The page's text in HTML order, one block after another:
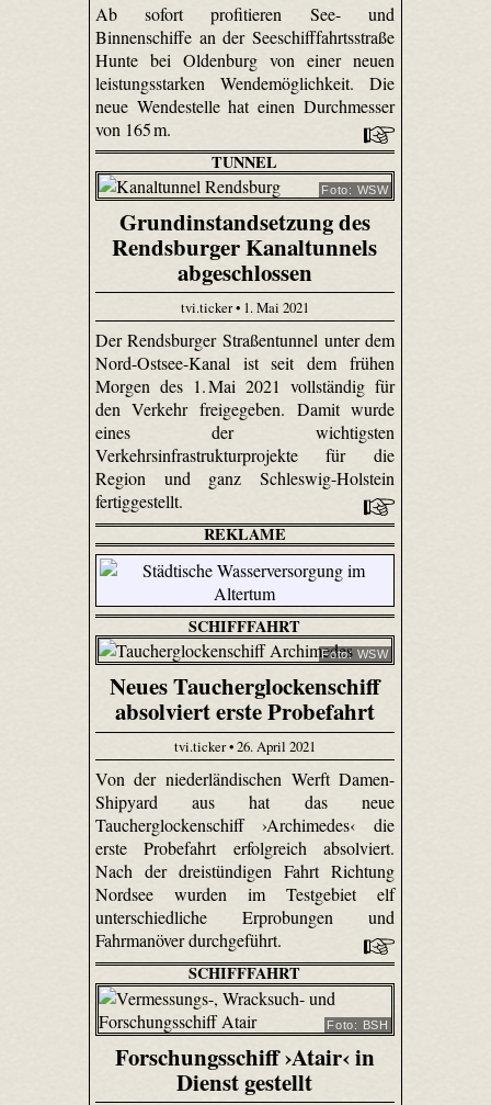
Ab sofort profitieren See- und
Binnenschiffe an der Seeschifffahrtsstraße
Hunte bei Oldenburg von einer neuen
leistungsstarken Wendemöglichkeit. Die
neue Wendestelle hat einen Durchmesser
von 165 m.
TUNNEL
Foto: WSW
Grundinstandsetzung des
Rendsburger Kanaltunnels
abgeschlossen
tvi.ticker • 1. Mai 2021
Der Rendsburger Straßentunnel unter dem
Nord-Ostsee-Kanal ist seit dem frühen
Morgen des 1. Mai 2021 vollständig für
den Verkehr freigegeben. Damit wurde
eines der wichtigsten
Verkehrsinfrastrukturprojekte für die
Region und ganz Schleswig-Holstein
fertiggestellt.
REKLAME
SCHIFFFAHRT
Foto: WSW
Neues Taucherglockenschiff
absolviert erste Probefahrt
tvi.ticker • 26. April 2021
Von der niederländischen Werft Damen-
Shipyard aus hat das neue
Taucherglockenschiff ›Archimedes‹ die
erste Probefahrt erfolgreich absolviert.
Nach der dreistündigen Fahrt Richtung
Nordsee wurden im Testgebiet elf
unterschiedliche Erprobungen und
Fahrmanöver durchgeführt.
SCHIFFFAHRT
Foto: BSH
Forschungsschiff ›Atair‹ in
Dienst gestellt